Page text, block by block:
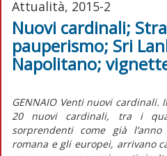
Attualità, 2015-2
Nuovi cardinali;
pauperismo; Sri
Napolitano;
GENNAIO Venti nuovi
20 nuovi cardinali, tra i
sorprendenti come già
romana e gli europei, arrivano